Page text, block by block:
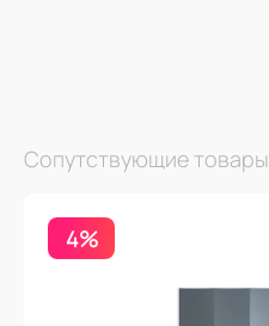
Сопутствующие товары
4%